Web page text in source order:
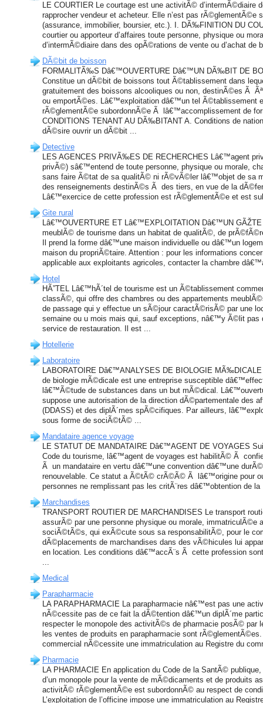
LE COURTIER Le courtage est une activitÃ© d’intermÃ©diaire
rapprocher vendeur et acheteur. Elle n’est pas rÃ©glementÃ©e
(assurance, immobilier, boursier, etc.). I. DÃ‰FINITION DU
courtier ou apporteur d’affaires toute personne, physique ou
d’intermÃ©diaire dans des opÃ©rations de vente ou d’achat de
DÃ©bit de boisson
FORMALITÃ‰S Dâ€™OUVERTURE Dâ€™UN DÃ‰BIT DE
Constitue un dÃ©bit de boissons tout Ã©tablissement dans
gratuitement des boissons alcooliques ou non, destinÃ©es Ã
ou emportÃ©es. Lâ€™exploitation dâ€™un tel Ã©tablissement
rÃ©glementÃ©e subordonnÃ©e Ã lâ€™accomplissement de
CONDITIONS TENANT AU DÃ‰BITANT A. Conditions de
dÃ©sire ouvrir un dÃ©bit ...
Detective
LES AGENCES PRIVÃ‰ES DE RECHERCHES Lâ€™agent
privÃ©) sâ€™entend de toute personne, physique ou morale,
sans faire Ã©tat de sa qualitÃ© ni rÃ©vÃ©ler lâ€™objet de sa
des renseignements destinÃ©s Ã des tiers, en vue de la
Lâ€™exercice de cette profession est rÃ©glementÃ©e et est
Gite rural
Lâ€™OUVERTURE ET Lâ€™EXPLOITATION Dâ€™UN
meublÃ© de tourisme dans un habitat de qualitÃ©, de
Il prend la forme dâ€™une maison individuelle ou dâ€™un
maison du propriÃ©taire. Attention : pour les informations
applicable aux exploitants agricoles, contacter la chambre
Hotel
HÃ”TEL Lâ€™hÃ´tel de tourisme est un Ã©tablissement
classÃ©, qui offre des chambres ou des appartements
de passage qui y effectue un sÃ©jour caractÃ©risÃ© par une
semaine ou u mois mais qui, sauf exceptions, nâ€™y Ã©lit pas
service de restauration. Il est ...
Hotellerie
Laboratoire
LABORATOIRE Dâ€™ANALYSES DE BIOLOGIE
de biologie mÃ©dicale est une entreprise susceptible
lâ€™Ã©tude de substances dans un but mÃ©dical.
suppose une autorisation de la direction dÃ©partementale des
(DDASS) et des diplÃ´mes spÃ©cifiques. Par ailleurs,
sous forme de sociÃ©tÃ© ...
Mandataire agence voyage
LE STATUT DE MANDATAIRE Dâ€™AGENT DE VOYAGES
Code du tourisme, lâ€™agent de voyages est habilitÃ© Ã
Ã un mandataire en vertu dâ€™une convention dâ€™une
renouvelable. Ce statut a Ã©tÃ© crÃ©Ã© Ã lâ€™origine pour
personnes ne remplissant pas les critÃ¨res dâ€™obtention de la
Marchandises
TRANSPORT ROUTIER DE MARCHANDISES Le transport
assurÃ© par une personne physique ou morale, immatriculÃ©e
sociÃ©tÃ©s, qui exÃ©cute sous sa responsabilitÃ©, pour le
dÃ©placements de marchandises dans des vÃ©hicules lui
en location. Les conditions dâ€™accÃ¨s Ã cette profession
...
Medical
Parapharmacie
LA PARAPHARMACIE La parapharmacie nâ€™est pas une
nÃ©cessite pas de ce fait la dÃ©tention dâ€™un diplÃ´me
respecter le monopole des activitÃ©s de pharmacie posÃ© par
les ventes de produits en parapharmacie sont
commercial nÃ©cessite une immatriculation au Registre du
Pharmacie
LA PHARMACIE En application du Code de la SantÃ©
d’un monopole pour la vente de mÃ©dicaments et de produits
activitÃ© rÃ©glementÃ©e est subordonnÃ© au respect de
L’exploitation de l’officine impose une immatriculation au